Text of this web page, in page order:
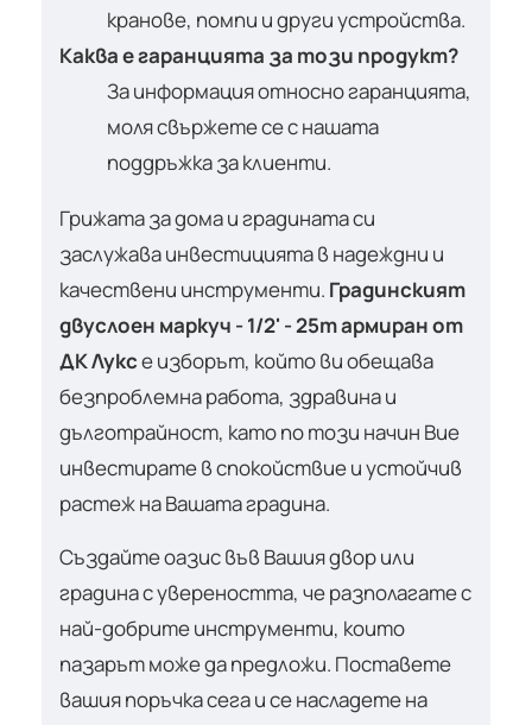
кранове, помпи и други устройства.
Каква е гаранцията за този продукт?
За информация относно гаранцията,
моля свържете се с нашата
поддръжка за клиенти.
Грижата за дома и градината си
заслужава инвестицията в надеждни и
качествени инструменти. Градинският
двуслоен маркуч - 1/2' - 25m армиран от
ДК Луксе изборът, който ви обещава
безпроблемна работа, здравина и
дълготрайност, като по този начин Вие
инвестирате в спокойствие и устойчив
растеж на Вашата градина.
Създайте оазис във Вашия двор или
градина с увереността, че разполагате с
най-добрите инструменти, които
пазарът може да предложи. Поставете
вашия поръчка сега и се насладете на